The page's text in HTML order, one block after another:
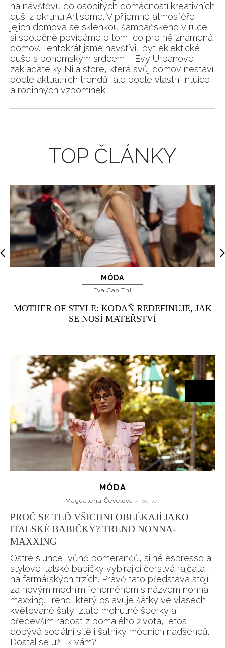
na návštěvu do osobitých domácností kreativních
duší z okruhu Artisème. V příjemné atmosféře
jejich domova se sklenkou šampaňského v ruce
si společně povídáme o tom, co pro ně znamená
domov. Tentokrát jsme navštívili byt eklektické
duše s bohémským srdcem – Evy Urbanové,
zakladatelky Nila store, která svůj domov nestaví
podle aktuálních trendů, ale podle vlastní intuice
a rodinných vzpomínek.
TOP ČLÁNKY
MÓDA
Eva Cao Thi
MOTHER OF STYLE: KODAŇ REDEFINUJE, JAK
SE NOSÍ MATEŘSTVÍ
MÓDA
Magdaléna Čevelová / Sdílet
PROČ SE TEĎ VŠICHNI OBLÉKAJÍ JAKO
ITALSKÉ BABIČKY? TREND NONNA-
MAXXING
Ostré slunce, vůně pomerančů, silné espresso a
stylové italské babičky vybírající čerstvá rajčata
na farmářských trzích. Právě tato představa stojí
za novým módním fenoménem s názvem nonna-
maxxing. Trend, který oslavuje šátky ve vlasech,
květované šaty, zlaté mohutné šperky a
především radost z pomalého života, letos
dobývá sociální sítě i šatníky módních nadšenců.
Dostal se už i k vám?